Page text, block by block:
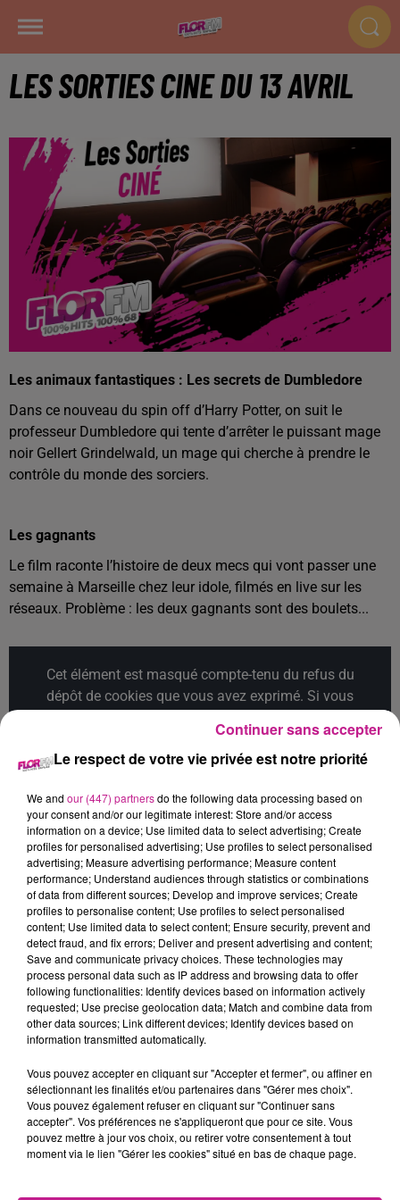
LES SORTIES CINE DU 13 AVRIL
Les animaux fantastiques : Les secrets de Dumbledore
Dans ce nouveau du spin off d’Harry Potter, on suit le
professeur Dumbledore qui tente d’arrêter le puissant mage
noir Gellert Grindelwald, un mage qui cherche à prendre le
contrôle du monde des sorciers.
Les gagnants
Le film raconte l’histoire de deux mecs qui vont passer une
semaine à Marseille chez leur idole, filmés en live sur les
réseaux. Problème : les deux gagnants sont des boulets...
Cet élément est masqué compte-tenu du refus du
dépôt de cookies que vous avez exprimé. Si vous
en cliquant sur le bouton ci-dessous.
Cet élément est masqué compte-tenu du refus du
dépôt de cookies que vous avez exprimé. Si vous
souhaitez l'afficher, merci de nous donner votre accord
en cliquant sur le bouton ci-dessous.
Afficher l'élément
TITRES DIFFUSÉS Voir plus
7h06
7h06 7h04
7h04 6h57
6h57
Le respect de votre vie privée est notre priorité
We and our (447) partnersdo the following data processing based on
your consent and/or our legitimate interest: Store and/or access
information on a device; Use limited data to select advertising; Create
profiles for personalised advertising; Use profiles to select personalised
advertising; Measure advertising performance; Measure content
performance; Understand audiences through statistics or combinations
of data from different sources; Develop and improve services; Create
profiles to personalise content; Use profiles to select personalised
content; Use limited data to select content; Ensure security, prevent and
detect fraud, and fix errors; Deliver and present advertising and content;
Save and communicate privacy choices. These technologies may
process personal data such as IP address and browsing data to offer
following functionalities: Identify devices based on information actively
requested; Use precise geolocation data; Match and combine data from
other data sources; Link different devices; Identify devices based on
information transmitted automatically.
Vous pouvez accepter en cliquant sur "Accepter et fermer", ou affiner en
sélectionnant les finalités et/ou partenaires dans "Gérer mes choix".
Vous pouvez également refuser en cliquant sur "Continuer sans
accepter". Vos préférences ne s'appliqueront que pour ce site. Vous
pouvez mettre à jour vos choix, ou retirer votre consentement à tout
moment via le lien "Gérer les cookies" situé en bas de chaque page.
Continuer sans accepter